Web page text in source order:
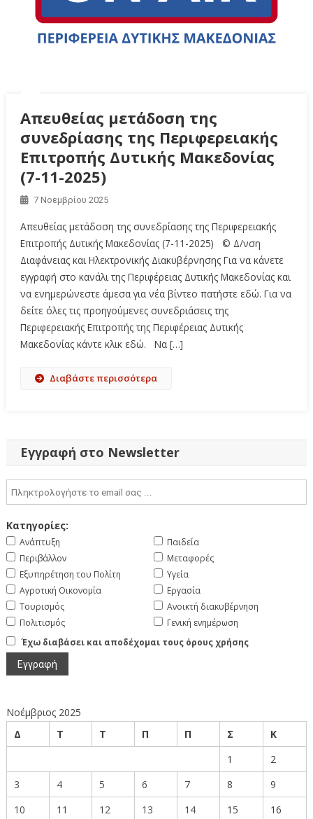
Απευθείας μετάδοση της
συνεδρίασης της Περιφερειακής
Επιτροπής Δυτικής Μακεδονίας
(7-11-2025)
7 Νοεμβρίου 2025
Απευθείας μετάδοση της συνεδρίασης της Περιφερειακής
Επιτροπής Δυτικής Μακεδονίας (7-11-2025) © Δ/νση
Διαφάνειας και Ηλεκτρονικής Διακυβέρνησης Για να κάνετε
εγγραφή στο κανάλι της Περιφέρειας Δυτικής Μακεδονίας και
να ενημερώνεστε άμεσα για νέα βίντεο πατήστε εδώ. Για να
δείτε όλες τις προηγούμενες συνεδριάσεις της
Περιφερειακής Επιτροπής της Περιφέρειας Δυτικής
Μακεδονίας κάντε κλικ εδώ. Να […]
Διαβάστε περισσότερα
Εγγραφή στο Newsletter
Κατηγορίες:
Ανάπτυξη
Περιβάλλον
Εξυπηρέτηση του Πολίτη
Αγροτική Οικονομία
Τουρισμός
Πολιτισμός
Παιδεία
Μεταφορές
Υγεία
Εργασία
Ανοικτή διακυβέρνηση
Γενική ενημέρωση
Έχω διαβάσει και αποδέχομαι τους όρους χρήσης
Νοέμβριος 2025
Δ
Τ Τ Π Π Σ
Κ
1
2
3
4 5 6 7 8
9
10
11 12 13 14 15 16